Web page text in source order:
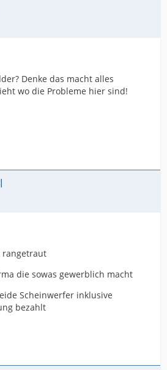
Denke das macht alles
wo die Probleme hier sind!
rangetraut
die sowas gewerblich macht
Scheinwerfer inklusive
bezahlt